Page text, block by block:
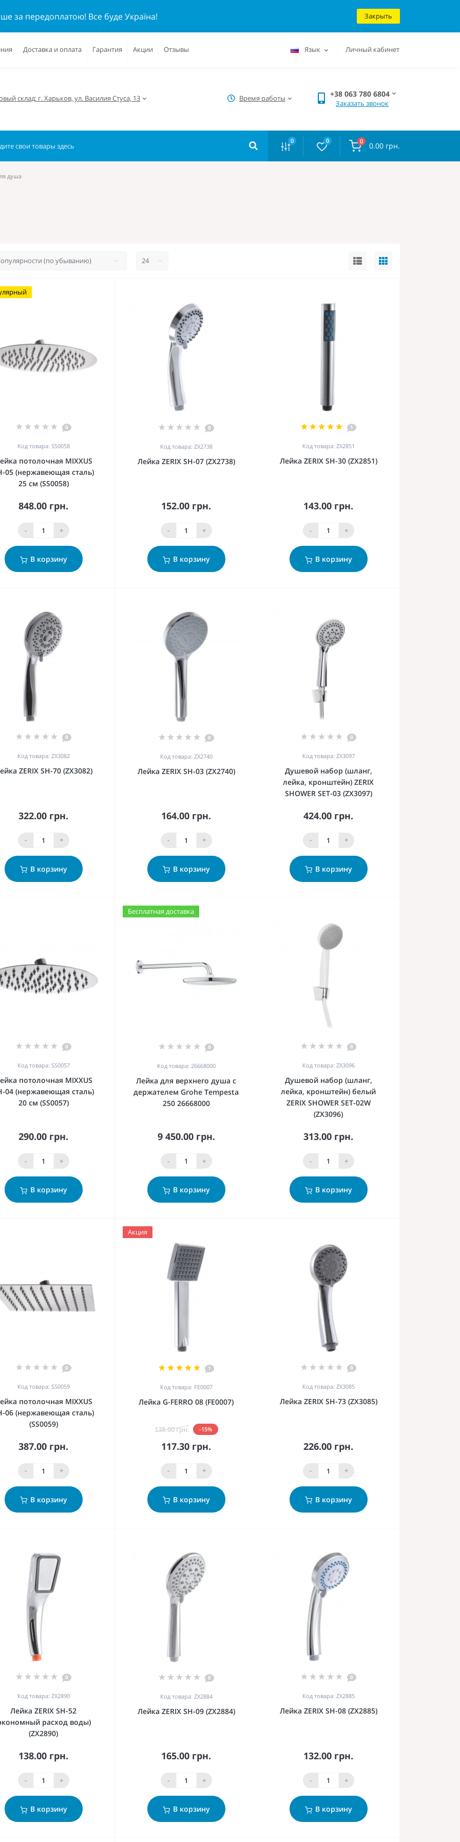
за передоплатою! Все буде Україна! Закрыть
Доставка и оплата Гарантия Акции Отзывы Язык Личный кабинет
склад: г. Харьков, ул. Василия Стуса, 13 Время работы +38 063 780 6804
Заказать звонок
0 0 0 0.00 грн.
душа
0
Код товара: SS0058
потолочная MIXXUS
05 (нержавеющая сталь)
25 см (SS0058)
848.00 грн.
- +
В корзину
0
Код товара: ZX2738
Лейка ZERIX SH-07 (ZX2738)
152.00 грн.
- +
В корзину
1
Код товара: ZX2851
Лейка ZERIX SH-30 (ZX2851)
143.00 грн.
- +
В корзину
0
Код товара: ZX3082
ZERIX SH-70 (ZX3082)
322.00 грн.
- +
В корзину
0
Код товара: ZX2740
Лейка ZERIX SH-03 (ZX2740)
164.00 грн.
- +
В корзину
0
Код товара: ZX3097
Душевой набор (шланг,
лейка, кронштейн) ZERIX
SHOWER SET-03 (ZX3097)
424.00 грн.
- +
В корзину
0
Код товара: SS0057
потолочная MIXXUS
04 (нержавеющая сталь)
20 см (SS0057)
290.00 грн.
- +
В корзину
Бесплатная доставка
0
Код товара: 26668000
Лейка для верхнего душа с
держателем Grohe Tempesta
250 26668000
9 450.00 грн.
- +
В корзину
0
Код товара: ZX3096
Душевой набор (шланг,
лейка, кронштейн) белый
ZERIX SHOWER SET-02W
(ZX3096)
313.00 грн.
- +
В корзину
0
Код товара: SS0059
потолочная MIXXUS
06 (нержавеющая сталь)
(SS0059)
387.00 грн.
- +
В корзину
Акция
1
Код товара: FE0007
Лейка G-FERRO 08 (FE0007)
138.00 грн. -15%
117.30 грн.
- +
В корзину
0
Код товара: ZX3085
Лейка ZERIX SH-73 (ZX3085)
226.00 грн.
- +
В корзину
0
Код товара: ZX2890
Лейка ZERIX SH-52
расход воды)
(ZX2890)
138.00 грн.
- +
В корзину
0
Код товара: ZX2884
Лейка ZERIX SH-09 (ZX2884)
165.00 грн.
- +
В корзину
0
Код товара: ZX2885
Лейка ZERIX SH-08 (ZX2885)
132.00 грн.
- +
В корзину